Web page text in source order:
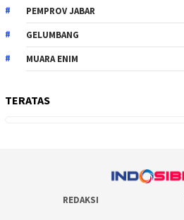
PEMPROV JABAR
GELUMBANG
MUARA ENIM
TERATAS
REDAKSI